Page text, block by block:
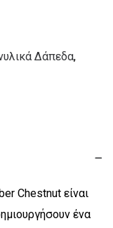
Δάπεδα,
Chestnut είναι
ένα